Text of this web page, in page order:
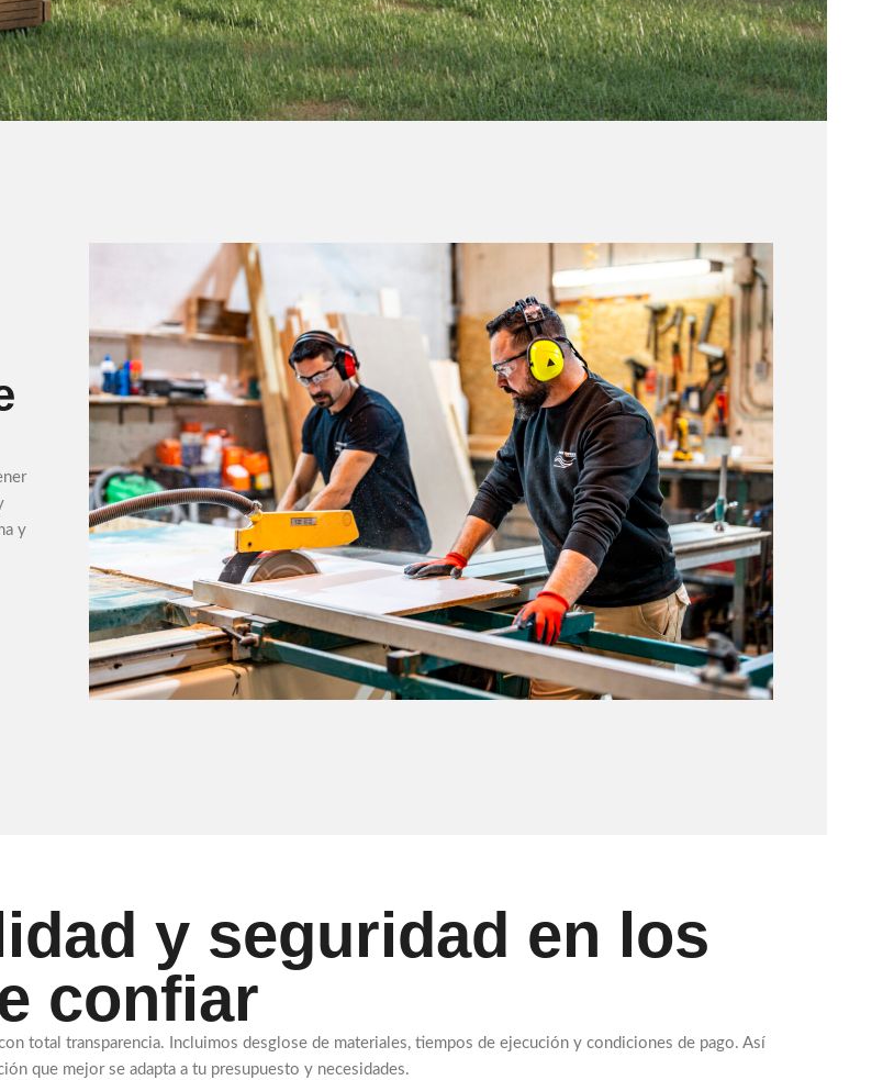
y
y seguridad en los
confiar
total transparencia. Incluimos desglose de materiales, tiempos de ejecución y condiciones de pago. Así
que mejor se adapta a tu presupuesto y necesidades.